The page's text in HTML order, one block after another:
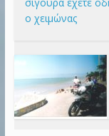
ο χειμώνας